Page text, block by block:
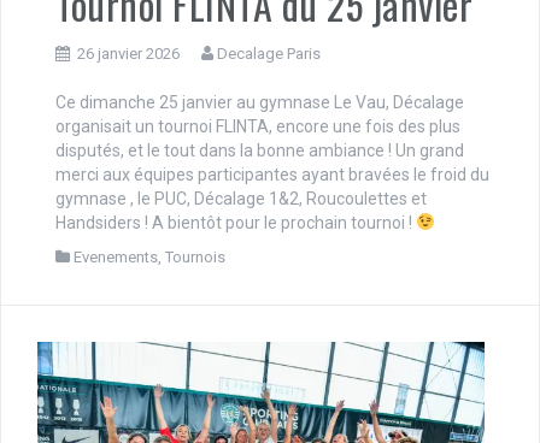
26 janvier 2026 Decalage Paris
Ce dimanche 25 janvier au gymnase Le Vau, Décalage
organisait un tournoi FLINTA, encore une fois des plus
disputés, et le tout dans la bonne ambiance ! Un grand
merci aux équipes participantes ayant bravées le froid du
gymnase , le PUC, Décalage 1&2, Roucoulettes et
Handsiders ! A bientôt pour le prochain tournoi !
Evenements Tournois